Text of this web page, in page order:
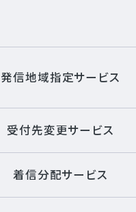
発信地域指定サービス
受付先変更サービス
着信分配サービス